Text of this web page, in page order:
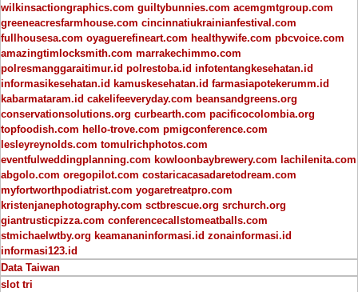
wilkinsactiongraphics.com guiltybunnies.com acemgmtgroup.com
greeneacresfarmhouse.com cincinnatiukrainianfestival.com
fullhousesa.com oyaguerefineart.com healthywife.com pbcvoice.com
amazingtimlocksmith.com marrakechimmo.com
polresmanggaraitimur.id polrestoba.id infotentangkesehatan.id
informasikesehatan.id kamuskesehatan.id farmasiapotekerumm.id
kabarmataram.id cakelifeeveryday.com beansandgreens.org
conservationsolutions.org curbearth.com pacificocolombia.org
topfoodish.com hello-trove.com pmigconference.com
lesleyreynolds.com tomulrichphotos.com
eventfulweddingplanning.com kowloonbaybrewery.com lachilenita.com
abgolo.com oregopilot.com costaricacasadaretodream.com
myfortworthpodiatrist.com yogaretreatpro.com
kristenjanephotography.com sctbrescue.org srchurch.org
giantrusticpizza.com conferencecallstomeatballs.com
stmichaelwtby.org keamananinformasi.id zonainformasi.id
informasi123.id
Data Taiwan
slot tri